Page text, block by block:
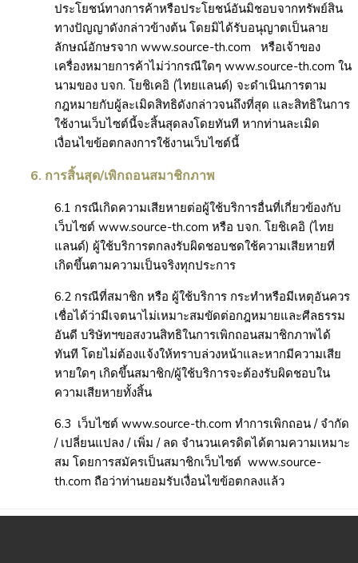
ประโยชน์ทางการค้าหรือประโยชน์อันมิชอบจากทรัพย์สิน
ทางปัญญาดังกล่าวข้างต้น โดยมิได้รับอนุญาตเป็นลาย
ลักษณ์อักษรจาก www.source-th.com
หรือเจ้าของ
เครื่องหมายการค้าไม่ว่ากรณีใดๆ www.source-th.com ใน
นามของ บจก. โยชิเคอิ (ไทยแลนด์) จะดำเนินการตาม
กฎหมายกับผู้ละเมิดสิทธิดังกล่าวจนถึงที่สุด และสิทธิในการ
ใช้งานเว็บไซต์นี้จะสิ้นสุดลงโดยทันที หากท่านละเมิด
เงื่อนไขข้อตกลงการใช้งานเว็บไซต์นี้
6. การสิ้นสุด/เพิกถอนสมาชิกภาพ
6.1 กรณีเกิดความเสียหายต่อผู้ใช้บริการอื่นที่เกี่ยวข้องกับ
เว็บไซต์ www.source-th.com หรือ บจก. โยชิเคอิ (ไทย
แลนด์) ผู้ใช้บริการตกลงรับผิดชอบชดใช้ความเสียหายที่
เกิดขึ้นตามความเป็นจริงทุกประการ
6.2 กรณีที่สมาชิก หรือ ผู้ใช้บริการ กระทำหรือมีเหตุอันควร
เชื่อได้ว่ามีเจตนาไม่เหมาะสมขัดต่อกฎหมายและศีลธรรม
อันดี บริษัทฯขอสงวนสิทธิในการเพิกถอนสมาชิกภาพได้
ทันที โดยไม่ต้องแจ้งให้ทราบล่วงหน้าและหากมีความเสีย
หายใดๆ เกิดขึ้นสมาชิก/ผู้ใช้บริการจะต้องรับผิดชอบใน
ความเสียหายทั้งสิ้น
6.3 เว็บไซต์ www.source-th.com ทำการเพิกถอน / จำกัด
/ เปลี่ยนแปลง / เพิ่ม / ลด จำนวนเครดิตได้ตามความเหมาะ
สม โดยการสมัครเป็นสมาชิกเว็บไซต์ www.source-
th.com ถือว่าท่านยอมรับเงื่อนไขข้อตกลงแล้ว